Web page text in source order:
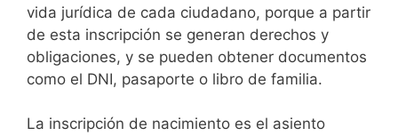
vida jurídica de cada ciudadano, porque a partir
de esta inscripción se generan derechos y
obligaciones, y se pueden obtener documentos
como el DNI, pasaporte o libro de familia.
La inscripción de nacimiento es el asiento